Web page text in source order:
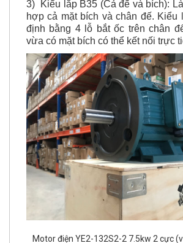
định bằng 4 lỗ bắt ốc trên chân
vừa có mặt bích có thể kết nối trực
Motor điện YE2-132S2-2 7.5kw 2 cực